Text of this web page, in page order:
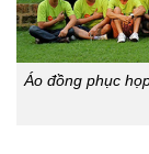
Áo đồng phục